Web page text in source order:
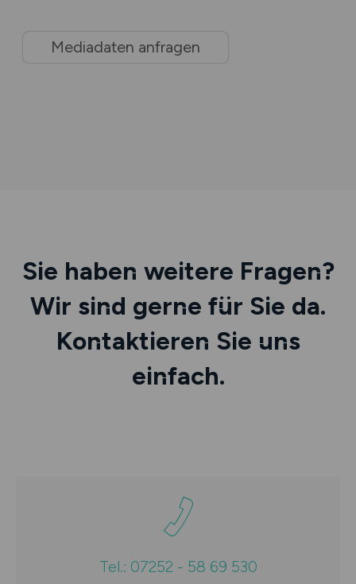
Mediadaten anfragen
Sie haben weitere Fragen?
Wir sind gerne für Sie da.
Kontaktieren Sie uns
einfach.
Tel.: 07252 - 58 69 530